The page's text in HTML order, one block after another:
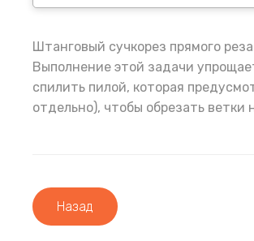
Штанговый сучкорез прямого
Выполнение этой задачи
спилить пилой, которая
отдельно), чтобы обрезать
Назад